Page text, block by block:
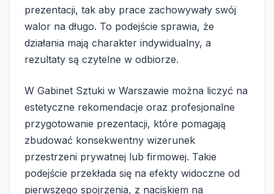
prezentacji, tak aby prace zachowywały swój
walor na długo. To podejście sprawia, że
działania mają charakter indywidualny, a
rezultaty są czytelne w odbiorze.
W Gabinet Sztuki w Warszawie można liczyć na
estetyczne rekomendacje oraz profesjonalne
przygotowanie prezentacji, które pomagają
zbudować konsekwentny wizerunek
przestrzeni prywatnej lub firmowej. Takie
podejście przekłada się na efekty widoczne od
pierwszego spojrzenia, z naciskiem na